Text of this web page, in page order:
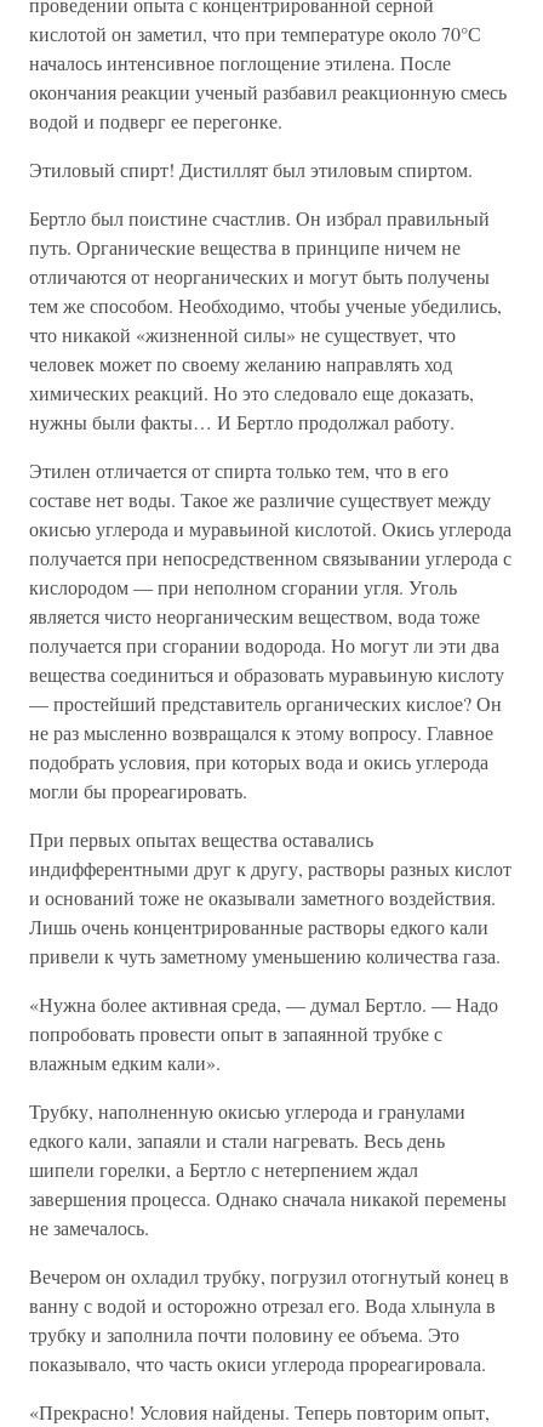
кислотой он заметил, что при температуре около 70°С
началось интенсивное поглощение этилена. После
окончания реакции ученый разбавил реакционную смесь
водой и подверг ее перегонке.
Этиловый спирт! Дистиллят был этиловым спиртом.
Бертло был поистине счастлив. Он избрал правильный
путь. Органические вещества в принципе ничем не
отличаются от неорганических и могут быть получены
тем же способом. Необходимо, чтобы ученые убедились,
что никакой «жизненной силы» не существует, что
человек может по своему желанию направлять ход
химических реакций. Но это следовало еще доказать,
нужны были факты… И Бертло продолжал работу.
Этилен отличается от спирта только тем, что в его
составе нет воды. Такое же различие существует между
окисью углерода и муравьиной кислотой. Окись углерода
получается при непосредственном связывании углерода с
кислородом — при неполном сгорании угля. Уголь
является чисто неорганическим веществом, вода тоже
получается при сгорании водорода. Но могут ли эти два
вещества соединиться и образовать муравьиную кислоту
— простейший представитель органических кислое? Он
не раз мысленно возвращался к этому вопросу. Главное
подобрать условия, при которых вода и окись углерода
могли бы прореагировать.
При первых опытах вещества оставались
индифферентными друг к другу, растворы разных кислот
и оснований тоже не оказывали заметного воздействия.
Лишь очень концентрированные растворы едкого кали
привели к чуть заметному уменьшению количества газа.
«Нужна более активная среда, — думал Бертло. — Надо
попробовать провести опыт в запаянной трубке с
влажным едким кали».
Трубку, наполненную окисью углерода и гранулами
едкого кали, запаяли и стали нагревать. Весь день
шипели горелки, а Бертло с нетерпением ждал
завершения процесса. Однако сначала никакой перемены
не замечалось.
Вечером он охладил трубку, погрузил отогнутый конец в
ванну с водой и осторожно отрезал его. Вода хлынула в
трубку и заполнила почти половину ее объема. Это
показывало, что часть окиси углерода прореагировала.
«Прекрасно! Условия найдены. Теперь повторим опыт,